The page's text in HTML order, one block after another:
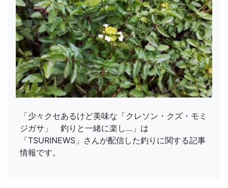
「少々クセあるけど美味な「クレソン・クズ・モミ
ジガサ」 釣りと一緒に楽し…」は
「TSURINEWS」さんが配信した釣りに関する記事
情報です。